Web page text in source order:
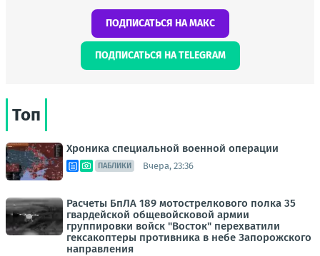
ПОДПИСАТЬСЯ НА МАКС
ПОДПИСАТЬСЯ НА TELEGRAM
Топ
Хроника специальной военной операции
ПАБЛИКИ Вчера, 23:36
Расчеты БпЛА 189 мотострелкового полка 35
гвардейской общевойсковой армии
группировки войск "Восток" перехватили
гексакоптеры противника в небе Запорожского
направления